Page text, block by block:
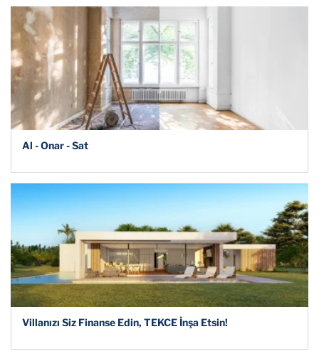
Al - Onar - Sat
Villanızı Siz Finanse Edin, TEKCE İnşa Etsin!